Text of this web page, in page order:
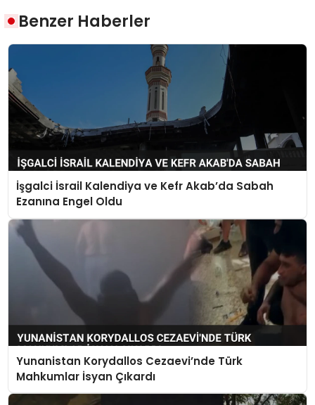
Benzer Haberler
İşgalci İsrail Kalendiya ve Kefr Akab’da Sabah
Ezanına Engel Oldu
Yunanistan Korydallos Cezaevi’nde Türk
Mahkumlar İsyan Çıkardı